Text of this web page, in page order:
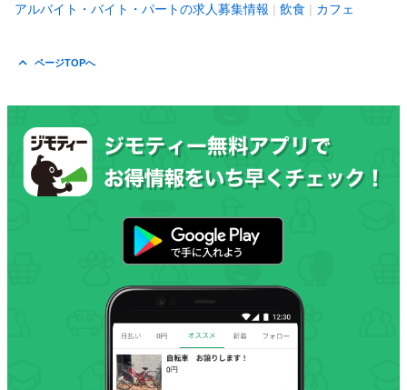
アルバイト・バイト・パートの求人募集情報 飲食 カフェ
ページTOPへ